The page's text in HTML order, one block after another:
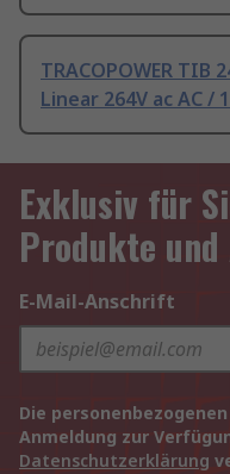
TRACOPOWER TIB
Linear 264V ac AC /
Exklusiv für
Produkte und
E-Mail-Anschrift
Die
Anmeldung zur
Datenschutzerklärung